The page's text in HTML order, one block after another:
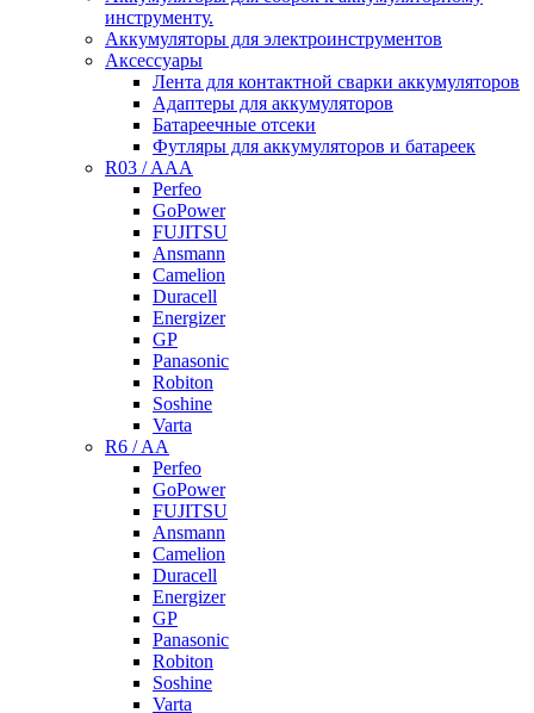
инструменту.
Аккумуляторы для электроинструментов
Аксессуары
Лента для контактной сварки аккумуляторов
Адаптеры для аккумуляторов
Батареечные отсеки
Футляры для аккумуляторов и батареек
R03 / AAA
Perfeo
GoPower
FUJITSU
Ansmann
Camelion
Duracell
Energizer
GP
Panasonic
Robiton
Soshine
Varta
R6 / AA
Perfeo
GoPower
FUJITSU
Ansmann
Camelion
Duracell
Energizer
GP
Panasonic
Robiton
Soshine
Varta